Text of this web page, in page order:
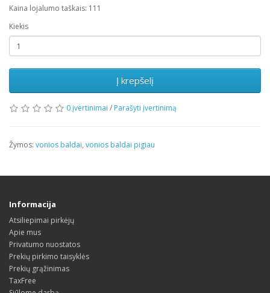
Kaina lojalumo taškais: 111
Kiekis
Į krepšelį
0 įvertinimai / Parašyti įvertinimą
Žymos: vonios baldai, vonios baldai pigiau
Informacija
Atsiliepimai pirkėjų
Apie mus
Privatumo nuostatos
Prekių pirkimo taisyklės
Prekių grąžinimas
TaxFree